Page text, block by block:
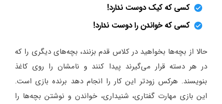
کسی که کیک دوست ندارد!
کسی که خواندن را دوست ندارد!
حالا از بچه‌ها بخواهید در کلاس قدم بزنند، بچه‌های دیگری را که
در هر دسته قرار می‌گیرند پیدا کنند و نامشان را روی کاغذ
بنویسند. هرکس زودتر این کار را انجام دهد برنده بازی است.
این بازی مهارت گفتاری، شنیداری، خواندن و نوشتن بچه‌ها را